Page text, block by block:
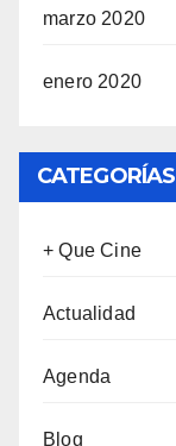
marzo 2020
enero 2020
CATEGORÍAS
+ Que Cine
Actualidad
Agenda
Blog